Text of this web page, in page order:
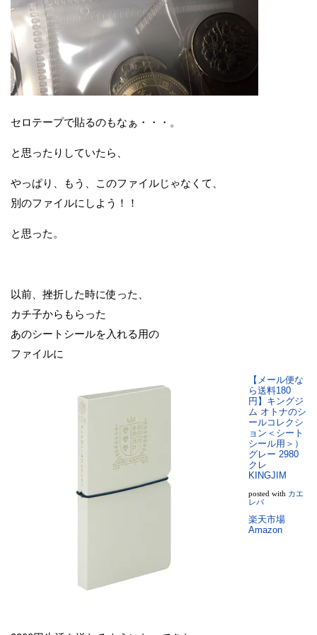
セロテープで貼るのもなぁ・・・。
と思ったりしていたら、
やっぱり、もう、このファイルじゃなくて、
別のファイルにしよう！！
と思った。
以前、挫折した時に使った、
カチ子からもらった
あのシートシールを入れる用の
ファイルに
【メール便な
ら送料180
円】キングジ
ム オトナのシ
ールコレクシ
ョン＜シート
シール用＞）
グレー 2980
クレ
KINGJIM
posted with カエ
レバ
楽天市場
Amazon